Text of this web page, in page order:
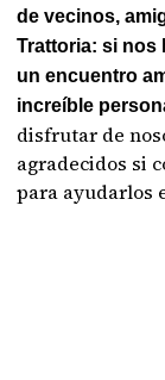
de vecinos,
Trattoria: si nos
un encuentro
increíble
disfrutar de
agradecidos si
para ayudarlos